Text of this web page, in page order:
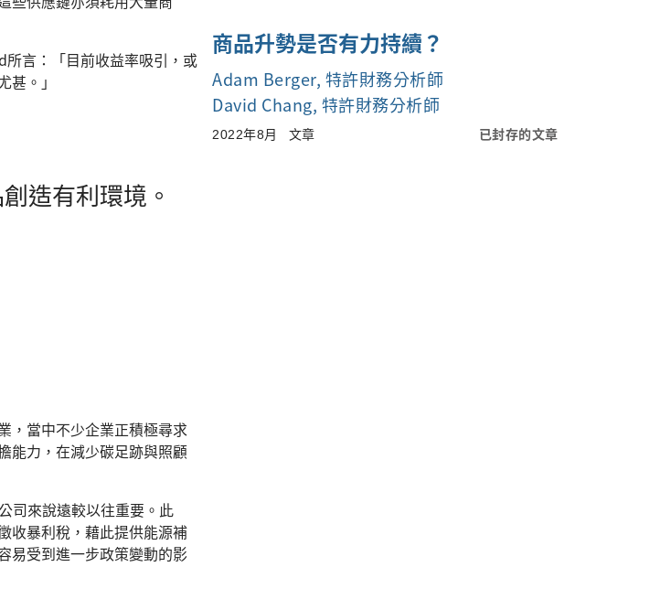
言：「目前收益率吸引，或
。」
造有利環境。
，當中不少企業正積極尋求
能力，在減少碳足跡與照顧
司來說遠較以往重要。此
收暴利稅，藉此提供能源補
易受到進一步政策變動的影
商品升勢是否有力持續？
Adam Berger, 特許財務分析師
David Chang, 特許財務分析師
2022年8月 文章 已封存的文章